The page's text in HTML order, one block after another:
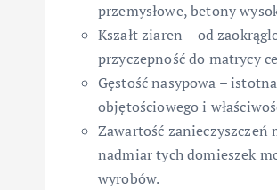
przemysłowe, betony
Kszałt ziaren – od
przyczepność do matrycy
Gęstość nasypowa –
objętościowego i
Zawartość
nadmiar tych domieszek
wyrobów.